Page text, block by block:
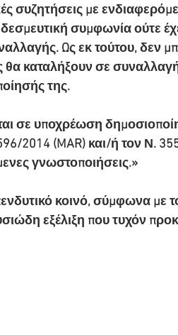
συζητήσεις με
συμφωνία ούτε
Ως εκ τούτου, δεν
θα καταλήξουν σε
της.
σε υποχρέωση
2014 (MAR) και/ή τον Ν.
γνωστοποιήσεις.»
κοινό, σύμφωνα με
εξέλιξη που τυχόν